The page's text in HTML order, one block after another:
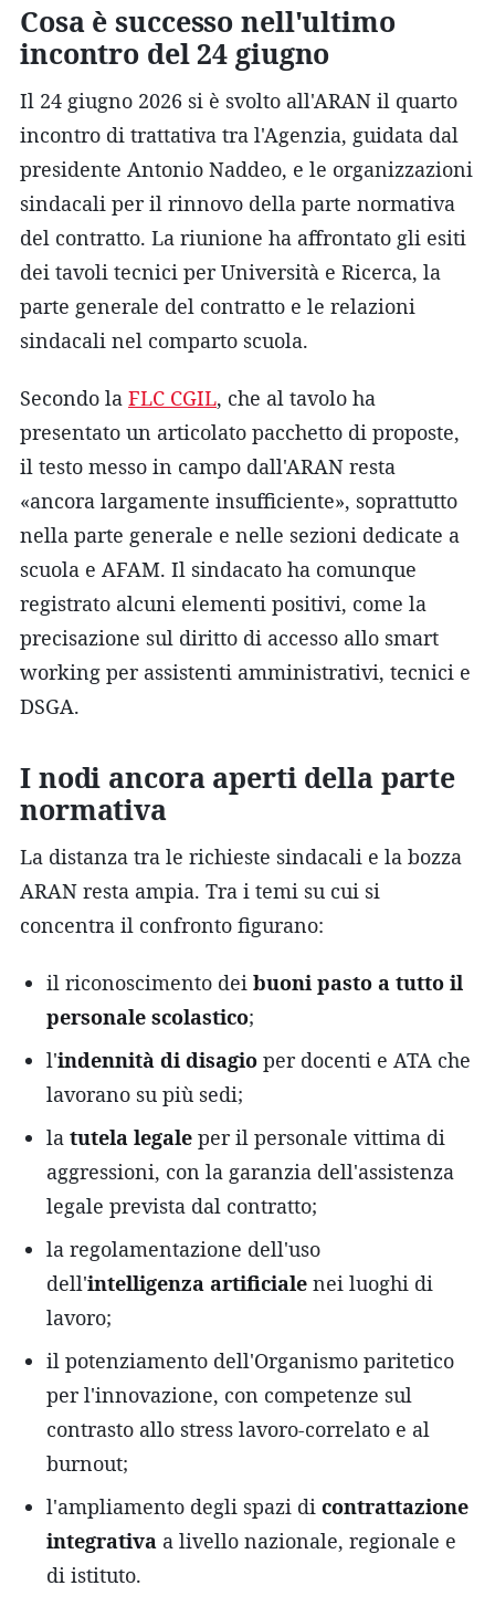
Cosa è successo nell'ultimo
incontro del 24 giugno
Il 24 giugno 2026 si è svolto all'ARAN il quarto
incontro di trattativa tra l'Agenzia, guidata dal
presidente Antonio Naddeo, e le organizzazioni
sindacali per il rinnovo della parte normativa
del contratto. La riunione ha affrontato gli esiti
dei tavoli tecnici per Università e Ricerca, la
parte generale del contratto e le relazioni
sindacali nel comparto scuola.
Secondo la FLC CGIL, che al tavolo ha
presentato un articolato pacchetto di proposte,
il testo messo in campo dall'ARAN resta
«ancora largamente insufficiente», soprattutto
nella parte generale e nelle sezioni dedicate a
scuola e AFAM. Il sindacato ha comunque
registrato alcuni elementi positivi, come la
precisazione sul diritto di accesso allo smart
working per assistenti amministrativi, tecnici e
DSGA.
I nodi ancora aperti della parte
normativa
La distanza tra le richieste sindacali e la bozza
ARAN resta ampia. Tra i temi su cui si
concentra il confronto figurano:
il riconoscimento dei buoni pasto a tutto il
personale scolastico;
l'indennità di disagio per docenti e ATA che
lavorano su più sedi;
la tutela legale per il personale vittima di
aggressioni, con la garanzia dell'assistenza
legale prevista dal contratto;
la regolamentazione dell'uso
dell'intelligenza artificiale nei luoghi di
lavoro;
il potenziamento dell'Organismo paritetico
per l'innovazione, con competenze sul
contrasto allo stress lavoro-correlato e al
burnout;
l'ampliamento degli spazi di contrattazione
integrativa a livello nazionale, regionale e
di istituto.